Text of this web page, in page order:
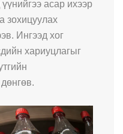
асар ихээр
зохицуулах
Ингээд хог
хариуцлагыг